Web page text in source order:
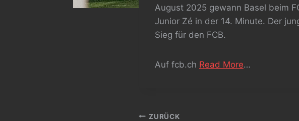
August 2025 gewann Basel beim
Junior Zé in der 14. Minute. Der
Sieg für den FCB.
Auf fcb.ch Read More…
ZURÜCK